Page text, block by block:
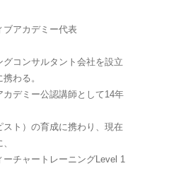
ブアカデミー代表
コンサルタント会社を設立
わる。
デミー公認講師として14年
ト）の育成に携わり、現在
ーチャートレーニングLevel 1